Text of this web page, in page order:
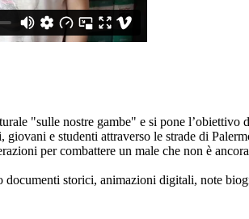
"sulle nostre gambe" e si pone
e studenti attraverso le strade di
per combattere un male che non è
documenti storici, animazioni digitali, note